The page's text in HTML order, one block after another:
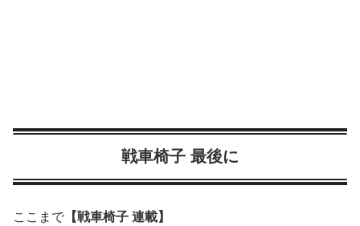
戦車椅子 最後に
ここまで 【戦車椅子 連載】